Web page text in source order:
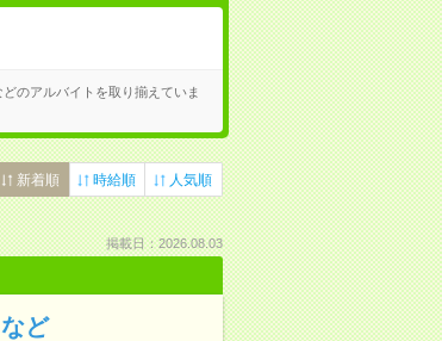
どのアルバイトを取り揃えていま
新着順 時給順 人気順
掲載日：2026.08.03
ど